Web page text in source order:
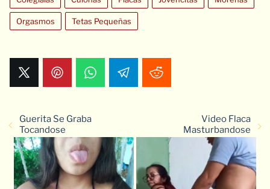
Orgasmos Tetas Pequeñas
Guerita Se Graba
Tocandose
Video Flaca
Masturbandose